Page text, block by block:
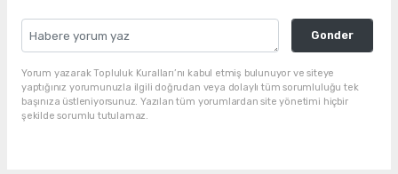
Gonder
Yorum yazarak Topluluk Kuralları’nı kabul etmiş bulunuyor ve siteye
yaptığınız yorumunuzla ilgili doğrudan veya dolaylı tüm sorumluluğu tek
başınıza üstleniyorsunuz. Yazılan tüm yorumlardan site yönetimi hiçbir
şekilde sorumlu tutulamaz.